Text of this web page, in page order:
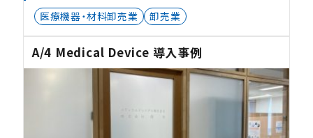
医療機器・材料卸売業 卸売業
A/4 Medical Device 導入事例